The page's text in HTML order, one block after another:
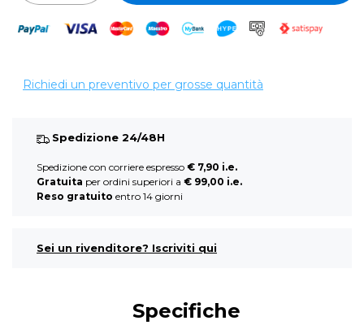
Richiedi un preventivo per grosse quantità
Spedizione 24/48H
Spedizione con corriere espresso € 7,90 i.e.
Gratuita per ordini superiori a € 99,00 i.e.
Reso gratuito entro 14 giorni
Sei un rivenditore? Iscriviti qui
Specifiche